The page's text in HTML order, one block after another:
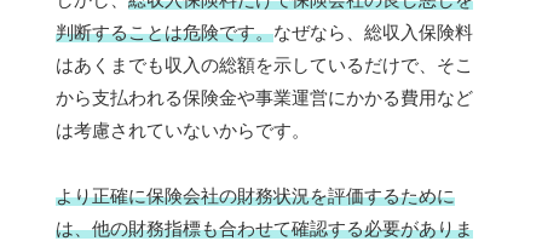
判断することは危険です。なぜなら、総収入保険料
はあくまでも収入の総額を示しているだけで、そこ
から支払われる保険金や事業運営にかかる費用など
は考慮されていないからです。
より正確に保険会社の財務状況を評価するために
は、他の財務指標も合わせて確認する必要がありま